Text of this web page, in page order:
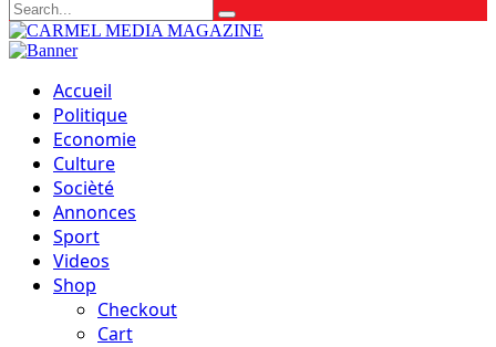
Accueil
Politique
Economie
Culture
Socièté
Annonces
Sport
Videos
Shop
Checkout
Cart